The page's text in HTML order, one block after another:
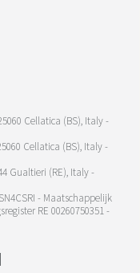
Cellatica (BS), Italy -
Cellatica (BS), Italy -
Gualtieri (RE), Italy -
- Maatschappelijk
RE 00260750351 -